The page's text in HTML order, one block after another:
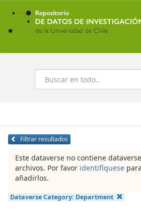
Ir
contenido
principal
Buscar
Filtrar resultados
Este dataverse no contiene
archivos. Por favor identifíquese
añadirlos.
Dataverse Category: Department